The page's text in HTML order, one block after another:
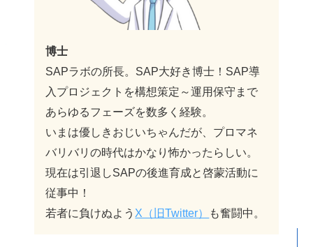
博士
SAPラボの所長。SAP大好き博士！SAP導
入プロジェクトを構想策定～運用保守まで
あらゆるフェーズを数多く経験。
いまは優しきおじいちゃんだが、プロマネ
バリバリの時代はかなり怖かったらしい。
現在は引退しSAPの後進育成と啓蒙活動に
従事中！
若者に負けぬよう X（旧Twitter） も奮闘中。